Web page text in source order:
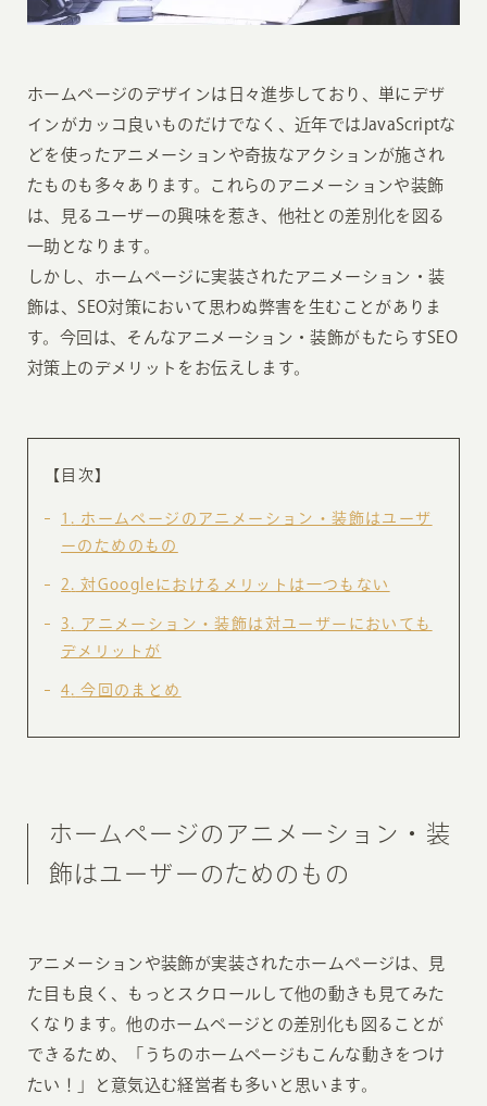
ホームページのデザインは日々進歩しており、単にデザ
インがカッコ良いものだけでなく、近年ではJavaScriptな
どを使ったアニメーションや奇抜なアクションが施され
たものも多々あります。これらのアニメーションや装飾
は、見るユーザーの興味を惹き、他社との差別化を図る
一助となります。
しかし、ホームページに実装されたアニメーション・装
飾は、SEO対策において思わぬ弊害を生むことがありま
す。今回は、そんなアニメーション・装飾がもたらすSEO
対策上のデメリットをお伝えします。
【目次】
1
ホームページのアニメーション・装飾はユーザ
ーのためのもの
2 対Googleにおけるメリットは一つもない
3
アニメーション・装飾は対ユーザーにおいても
デメリットが
4 今回のまとめ
ホームページのアニメーション・装
飾はユーザーのためのもの
アニメーションや装飾が実装されたホームページは、見
た目も良く、もっとスクロールして他の動きも見てみた
くなります。他のホームページとの差別化も図ることが
できるため、「うちのホームページもこんな動きをつけ
たい！」と意気込む経営者も多いと思います。